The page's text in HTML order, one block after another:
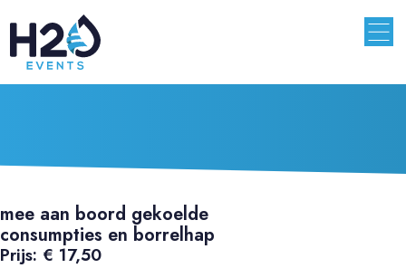
mee aan boord gekoelde
consumpties en borrelhap
Prijs: € 17,50